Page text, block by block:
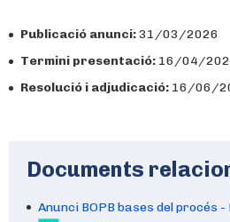
Publicació anunci:31/03/2026
Termini presentació: 16/04/
Resolució i adjudicació: 16/06/
Documents
Anunci BOPB bases del procés -